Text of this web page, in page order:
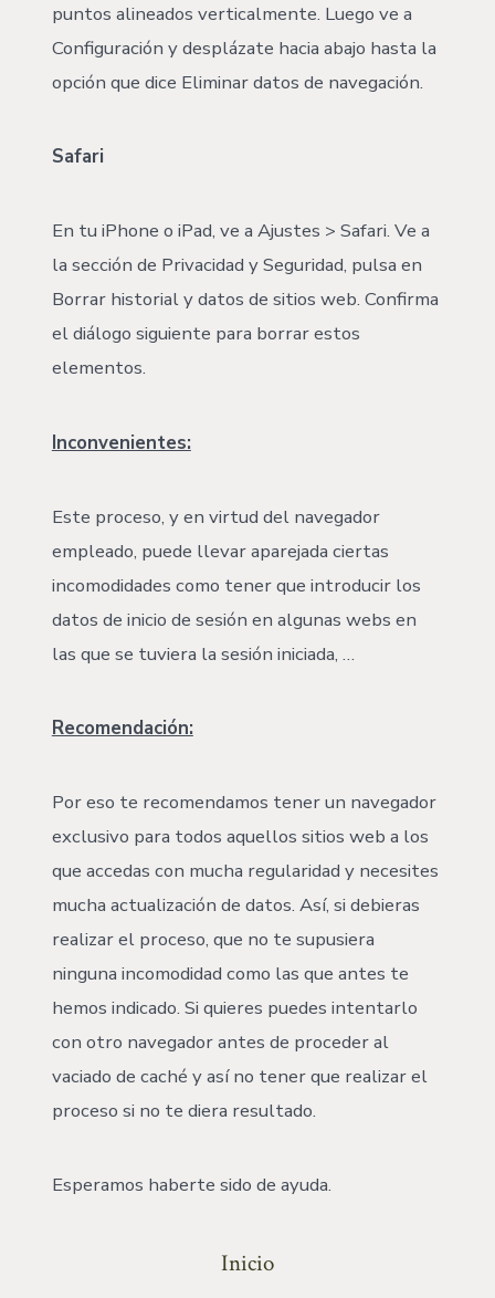
puntos alineados verticalmente. Luego ve a
Configuración y desplázate hacia abajo hasta la
opción que dice Eliminar datos de navegación.
Safari
En tu iPhone o iPad, ve a Ajustes > Safari. Ve a
la sección de Privacidad y Seguridad, pulsa en
Borrar historial y datos de sitios web. Confirma
el diálogo siguiente para borrar estos
elementos.
Inconvenientes:
Este proceso, y en virtud del navegador
empleado, puede llevar aparejada ciertas
incomodidades como tener que introducir los
datos de inicio de sesión en algunas webs en
las que se tuviera la sesión iniciada, …
Recomendación:
Por eso te recomendamos tener un navegador
exclusivo para todos aquellos sitios web a los
que accedas con mucha regularidad y necesites
mucha actualización de datos. Así, si debieras
realizar el proceso, que no te supusiera
ninguna incomodidad como las que antes te
hemos indicado. Si quieres puedes intentarlo
con otro navegador antes de proceder al
vaciado de caché y así no tener que realizar el
proceso si no te diera resultado.
Esperamos haberte sido de ayuda.
Inicio